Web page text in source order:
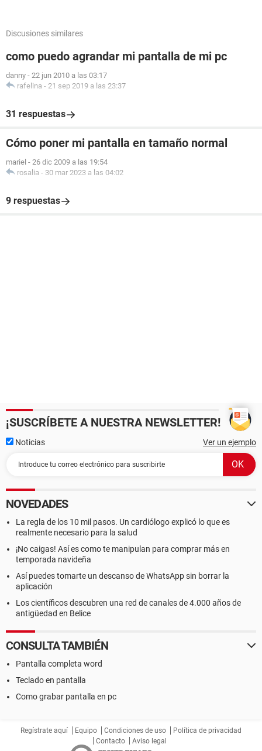
Discusiones similares
como puedo agrandar mi pantalla de mi pc
danny - 22 jun 2010 a las 03:17
rafelina - 21 sep 2019 a las 23:37
31 respuestas
Cómo poner mi pantalla en tamaño normal
mariel - 26 dic 2009 a las 19:54
rosalia - 30 mar 2023 a las 04:02
9 respuestas
¡SUSCRÍBETE A NUESTRA NEWSLETTER!
Noticias Ver un ejemplo
NOVEDADES
La regla de los 10 mil pasos. Un cardiólogo explicó lo que es
realmente necesario para la salud
¡No caigas! Así es como te manipulan para comprar más en
temporada navideña
Así puedes tomarte un descanso de WhatsApp sin borrar la
aplicación
Los científicos descubren una red de canales de 4.000 años de
antigüedad en Belice
CONSULTA TAMBIÉN
Pantalla completa word
Teclado en pantalla
Como grabar pantalla en pc
Regístrate aquí Equipo Condiciones de uso
Política de privacidad
Contacto
Aviso legal